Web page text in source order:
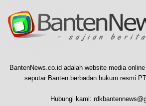
BantenNews.co.id adalah website media
seputar Banten berbadan hukum resmi
Hubungi kami: